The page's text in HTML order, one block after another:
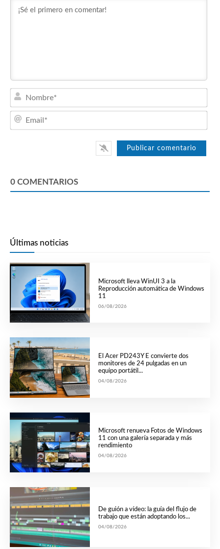
0 COMENTARIOS
Últimas noticias
Microsoft lleva WinUI 3 a la
Reproducción automática de Windows
11
06/08/2026
El Acer PD243Y E convierte dos
monitores de 24 pulgadas en un
equipo portátil...
04/08/2026
Microsoft renueva Fotos de Windows
11 con una galería separada y más
rendimiento
04/08/2026
De guión a vídeo: la guía del flujo de
trabajo que están adoptando los...
04/08/2026